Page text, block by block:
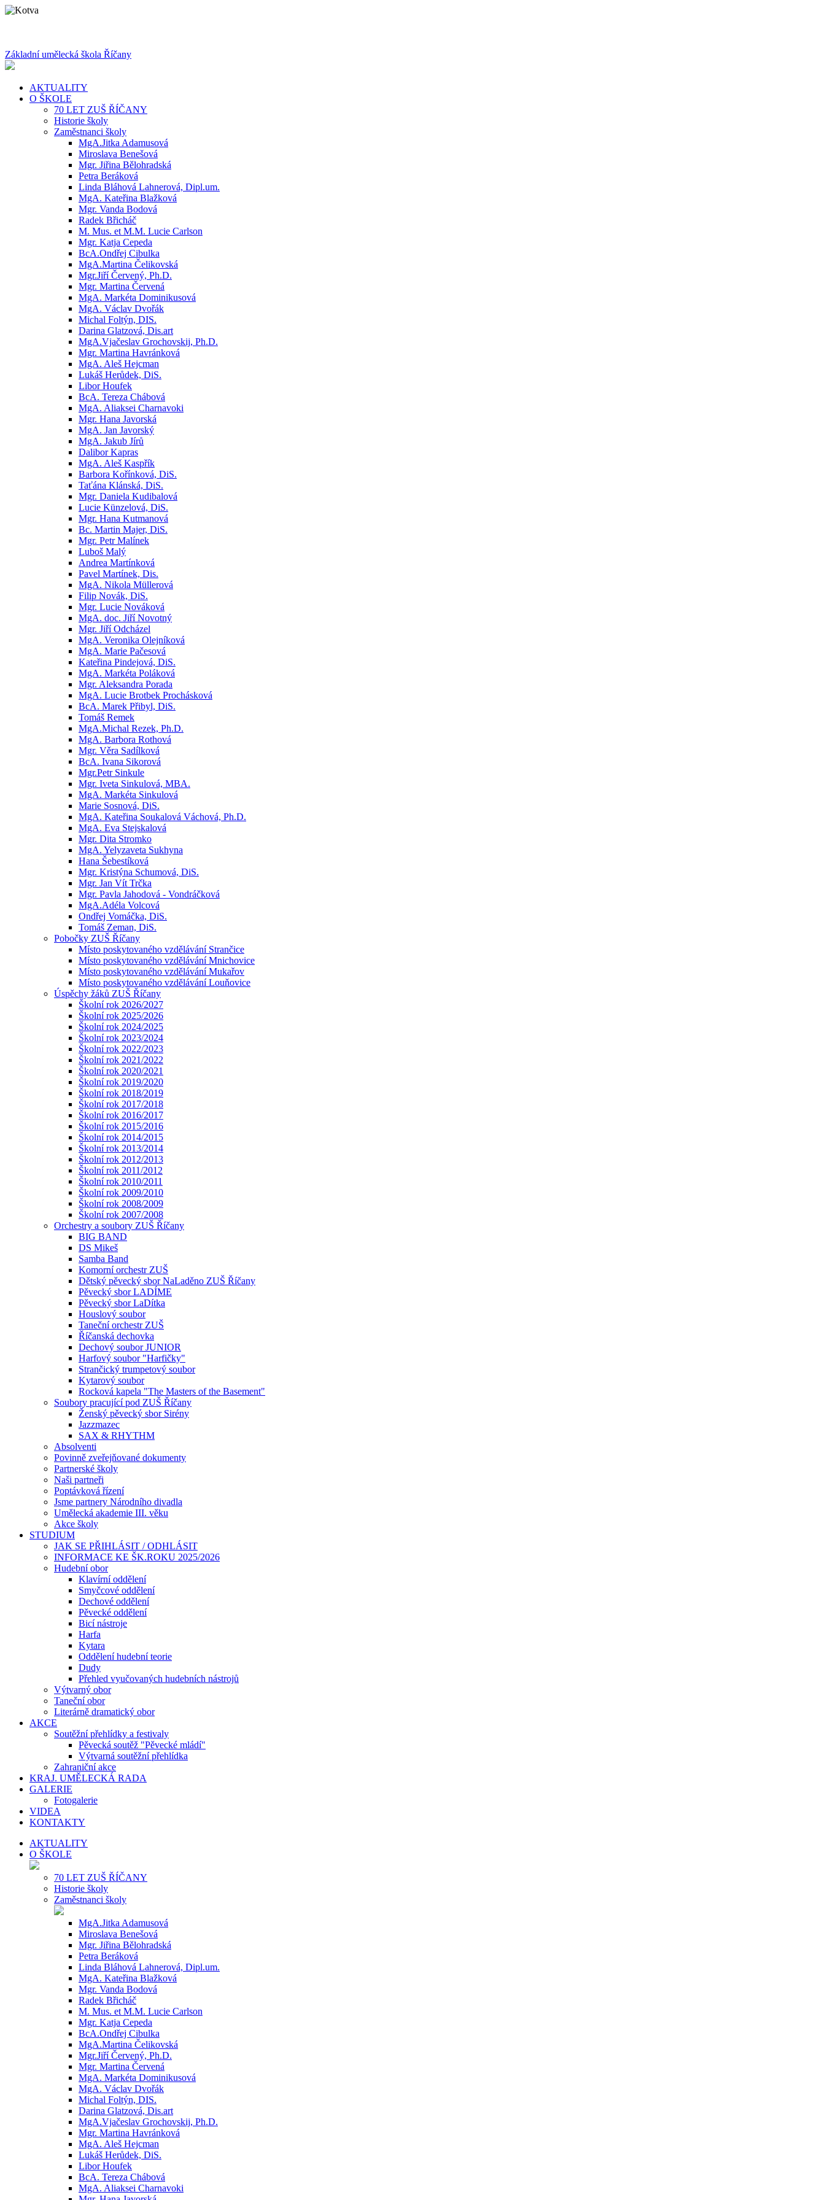
Základní umělecká škola Říčany
AKTUALITY
O ŠKOLE
70 LET ZUŠ ŘÍČANY
Historie školy
Zaměstnanci školy
MgA.Jitka Adamusová
Miroslava Benešová
Mgr. Jiřina Bělohradská
Petra Beráková
Linda Bláhová Lahnerová, Dipl.um.
MgA. Kateřina Blažková
Mgr. Vanda Bodová
Radek Břicháč
M. Mus. et M.M. Lucie Carlson
Mgr. Katja Cepeda
BcA.Ondřej Cibulka
MgA.Martina Čelikovská
Mgr.Jiří Červený, Ph.D.
Mgr. Martina Červená
MgA. Markéta Dominikusová
MgA. Václav Dvořák
Michal Foltýn, DIS.
Darina Glatzová, Dis.art
MgA.Vjačeslav Grochovskij, Ph.D.
Mgr. Martina Havránková
MgA. Aleš Hejcman
Lukáš Herůdek, DiS.
Libor Houfek
BcA. Tereza Chábová
MgA. Aliaksei Charnavoki
Mgr. Hana Javorská
MgA. Jan Javorský
MgA. Jakub Jírů
Dalibor Kapras
MgA. Aleš Kaspřík
Barbora Kořínková, DiS.
Taťána Klánská, DiS.
Mgr. Daniela Kudibalová
Lucie Künzelová, DiS.
Mgr. Hana Kutmanová
Bc. Martin Majer, DiS.
Mgr. Petr Malínek
Luboš Malý
Andrea Martínková
Pavel Martínek, Dis.
MgA. Nikola Müllerová
Filip Novák, DiS.
Mgr. Lucie Nováková
MgA. doc. Jiří Novotný
Mgr. Jiří Odcházel
MgA. Veronika Olejníková
MgA. Marie Pačesová
Kateřina Pindejová, DiS.
MgA. Markéta Poláková
Mgr. Aleksandra Porada
MgA. Lucie Brotbek Prochásková
BcA. Marek Přibyl, DiS.
Tomáš Remek
MgA.Michal Rezek, Ph.D.
MgA. Barbora Rothová
Mgr. Věra Sadílková
BcA. Ivana Sikorová
Mgr.Petr Sinkule
Mgr. Iveta Sinkulová, MBA.
MgA. Markéta Sinkulová
Marie Sosnová, DiS.
MgA. Kateřina Soukalová Váchová, Ph.D.
MgA. Eva Stejskalová
Mgr. Dita Stromko
MgA. Yelyzaveta Sukhyna
Hana Šebestíková
Mgr. Kristýna Schumová, DiS.
Mgr. Jan Vít Trčka
Mgr. Pavla Jahodová - Vondráčková
MgA.Adéla Volcová
Ondřej Vomáčka, DiS.
Tomáš Zeman, DiS.
Pobočky ZUŠ Říčany
Místo poskytovaného vzdělávání Strančice
Místo poskytovaného vzdělávání Mnichovice
Místo poskytovaného vzdělávání Mukařov
Místo poskytovaného vzdělávání Louňovice
Úspěchy žáků ZUŠ Říčany
Školní rok 2026/2027
Školní rok 2025/2026
Školní rok 2024/2025
Školní rok 2023/2024
Školní rok 2022/2023
Školní rok 2021/2022
Školní rok 2020/2021
Školní rok 2019/2020
Školní rok 2018/2019
Školní rok 2017/2018
Školní rok 2016/2017
Školní rok 2015/2016
Školní rok 2014/2015
Školní rok 2013/2014
Školní rok 2012/2013
Školní rok 2011/2012
Školní rok 2010/2011
Školní rok 2009/2010
Školní rok 2008/2009
Školní rok 2007/2008
Orchestry a soubory ZUŠ Říčany
BIG BAND
DS Mikeš
Samba Band
Komorní orchestr ZUŠ
Dětský pěvecký sbor NaLaděno ZUŠ Říčany
Pěvecký sbor LADÍME
Pěvecký sbor LaDítka
Houslový soubor
Taneční orchestr ZUŠ
Říčanská dechovka
Dechový soubor JUNIOR
Harfový soubor "Harfičky"
Strančický trumpetový soubor
Kytarový soubor
Rocková kapela "The Masters of the Basement"
Soubory pracující pod ZUŠ Říčany
Ženský pěvecký sbor Sirény
Jazzmazec
SAX & RHYTHM
Absolventi
Povinně zveřejňované dokumenty
Partnerské školy
Naši partneři
Poptávková řízení
Jsme partnery Národního divadla
Umělecká akademie III. věku
Akce školy
STUDIUM
JAK SE PŘIHLÁSIT / ODHLÁSIT
INFORMACE KE ŠK.ROKU 2025/2026
Hudební obor
Klavírní oddělení
Smyčcové oddělení
Dechové oddělení
Pěvecké oddělení
Bicí nástroje
Harfa
Kytara
Oddělení hudební teorie
Dudy
Přehled vyučovaných hudebních nástrojů
Výtvarný obor
Taneční obor
Literárně dramatický obor
AKCE
Soutěžní přehlídky a festivaly
Pěvecká soutěž "Pěvecké mládí"
Výtvarná soutěžní přehlídka
Zahraniční akce
KRAJ. UMĚLECKÁ RADA
GALERIE
Fotogalerie
VIDEA
KONTAKTY
AKTUALITY
O ŠKOLE
70 LET ZUŠ ŘÍČANY
Historie školy
Zaměstnanci školy
MgA.Jitka Adamusová
Miroslava Benešová
Mgr. Jiřina Bělohradská
Petra Beráková
Linda Bláhová Lahnerová, Dipl.um.
MgA. Kateřina Blažková
Mgr. Vanda Bodová
Radek Břicháč
M. Mus. et M.M. Lucie Carlson
Mgr. Katja Cepeda
BcA.Ondřej Cibulka
MgA.Martina Čelikovská
Mgr.Jiří Červený, Ph.D.
Mgr. Martina Červená
MgA. Markéta Dominikusová
MgA. Václav Dvořák
Michal Foltýn, DIS.
Darina Glatzová, Dis.art
MgA.Vjačeslav Grochovskij, Ph.D.
Mgr. Martina Havránková
MgA. Aleš Hejcman
Lukáš Herůdek, DiS.
Libor Houfek
BcA. Tereza Chábová
MgA. Aliaksei Charnavoki